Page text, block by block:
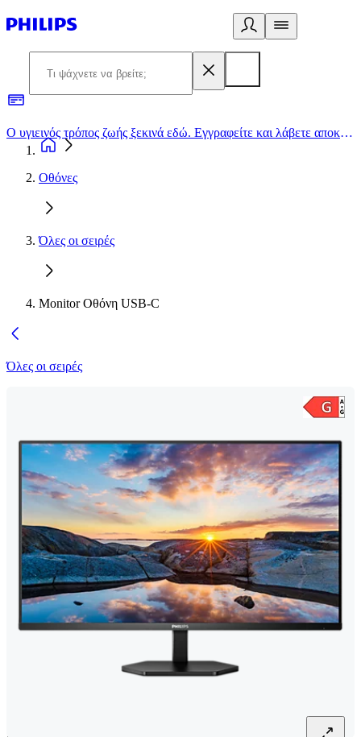
Ο υγιεινός τρόπος ζωής ξεκινά εδώ. Εγγραφείτε και λάβετε αποκλειστικές προσφορές
Οθόνες
Όλες οι σειρές
Monitor Οθόνη USB-C
Όλες οι σειρές